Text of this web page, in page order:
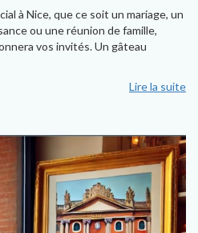
à Nice, que ce soit un mariage, un
ou une réunion de famille,
vos invités. Un gâteau
Lire la suite